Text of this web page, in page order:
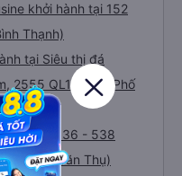
khởi hành tại 152
Thạnh)
tại Siêu thị đá
2555 QL1A, Khu Phố
hành tại 536 - 538
Hoàng Văn Thụ)